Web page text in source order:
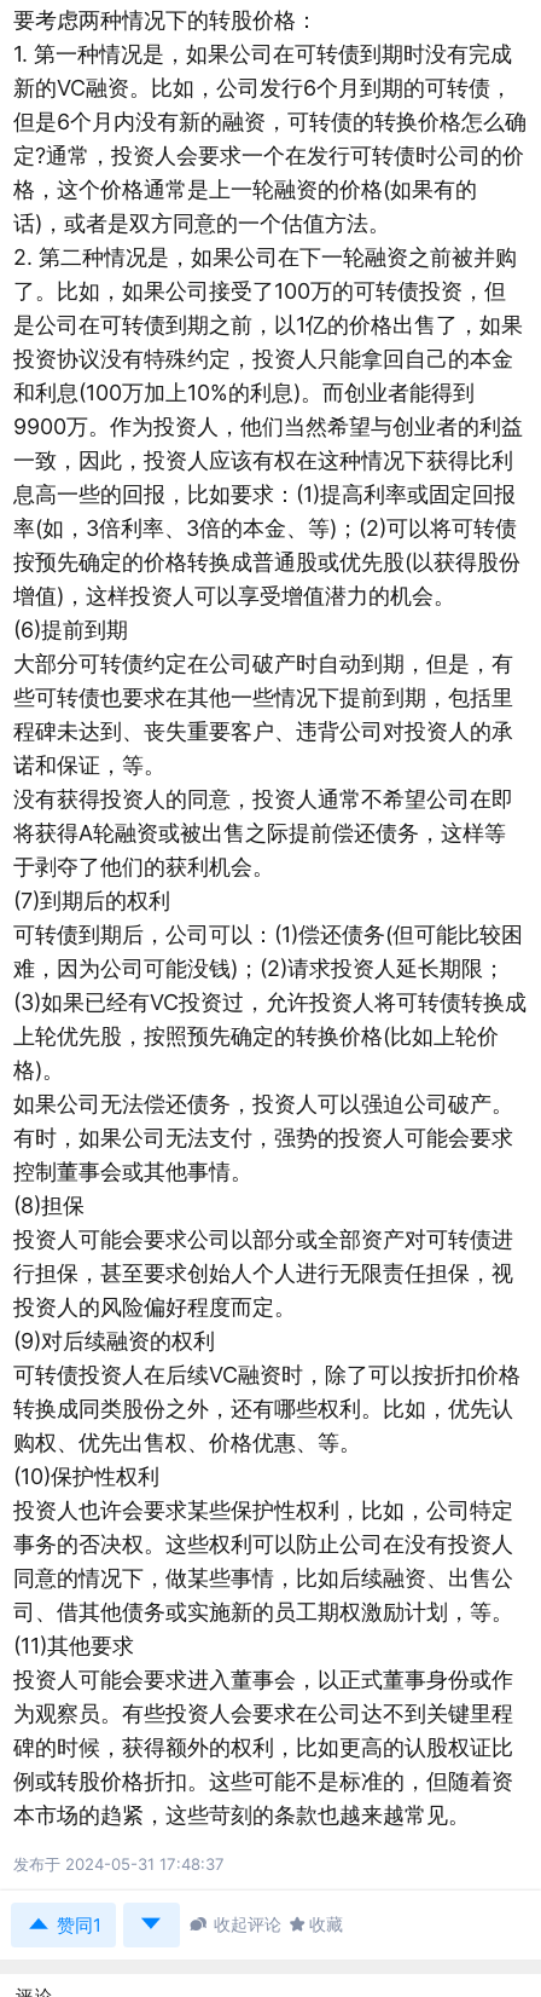
要考虑两种情况下的转股价格：
1. 第一种情况是，如果公司在可转债到期时没有完成
新的VC融资。比如，公司发行6个月到期的可转债，
但是6个月内没有新的融资，可转债的转换价格怎么确
定?通常，投资人会要求一个在发行可转债时公司的价
格，这个价格通常是上一轮融资的价格(如果有的
话)，或者是双方同意的一个估值方法。
2. 第二种情况是，如果公司在下一轮融资之前被并购
了。比如，如果公司接受了100万的可转债投资，但
是公司在可转债到期之前，以1亿的价格出售了，如果
投资协议没有特殊约定，投资人只能拿回自己的本金
和利息(100万加上10%的利息)。而创业者能得到
9900万。作为投资人，他们当然希望与创业者的利益
一致，因此，投资人应该有权在这种情况下获得比利
息高一些的回报，比如要求：(1)提高利率或固定回报
率(如，3倍利率、3倍的本金、等)；(2)可以将可转债
按预先确定的价格转换成普通股或优先股(以获得股份
增值)，这样投资人可以享受增值潜力的机会。
(6)提前到期
大部分可转债约定在公司破产时自动到期，但是，有
些可转债也要求在其他一些情况下提前到期，包括里
程碑未达到、丧失重要客户、违背公司对投资人的承
诺和保证，等。
没有获得投资人的同意，投资人通常不希望公司在即
将获得A轮融资或被出售之际提前偿还债务，这样等
于剥夺了他们的获利机会。
(7)到期后的权利
可转债到期后，公司可以：(1)偿还债务(但可能比较困
难，因为公司可能没钱)；(2)请求投资人延长期限；
(3)如果已经有VC投资过，允许投资人将可转债转换成
上轮优先股，按照预先确定的转换价格(比如上轮价
格)。
如果公司无法偿还债务，投资人可以强迫公司破产。
有时，如果公司无法支付，强势的投资人可能会要求
控制董事会或其他事情。
(8)担保
投资人可能会要求公司以部分或全部资产对可转债进
行担保，甚至要求创始人个人进行无限责任担保，视
投资人的风险偏好程度而定。
(9)对后续融资的权利
可转债投资人在后续VC融资时，除了可以按折扣价格
转换成同类股份之外，还有哪些权利。比如，优先认
购权、优先出售权、价格优惠、等。
(10)保护性权利
投资人也许会要求某些保护性权利，比如，公司特定
事务的否决权。这些权利可以防止公司在没有投资人
同意的情况下，做某些事情，比如后续融资、出售公
司、借其他债务或实施新的员工期权激励计划，等。
(11)其他要求
投资人可能会要求进入董事会，以正式董事身份或作
为观察员。有些投资人会要求在公司达不到关键里程
碑的时候，获得额外的权利，比如更高的认股权证比
例或转股价格折扣。这些可能不是标准的，但随着资
本市场的趋紧，这些苛刻的条款也越来越常见。
发布于 2024-05-31 17:48:37
 赞同1   收起评论  收藏